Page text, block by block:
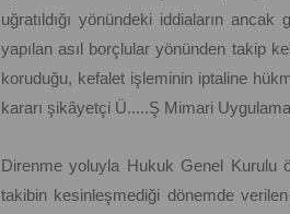
uğratıldığı yönündeki iddiaların
yapılan asıl borçlular yönünden takip
koruduğu, kefalet işleminin iptaline
kararı şikâyetçi Ü.....Ş Mimari
Direnme yoluyla Hukuk Genel Kurulu
takibin kesinleşmediği dönemde